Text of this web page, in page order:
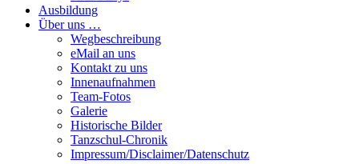
Ausbildung
Über uns …
Wegbeschreibung
eMail an uns
Kontakt zu uns
Innenaufnahmen
Team-Fotos
Galerie
Historische Bilder
Tanzschul-Chronik
Impressum/Disclaimer/Datenschutz